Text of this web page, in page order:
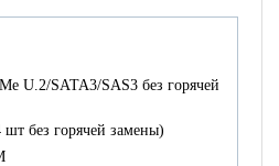
U.2/SATA3/SAS3 без горячей
без горячей замены)